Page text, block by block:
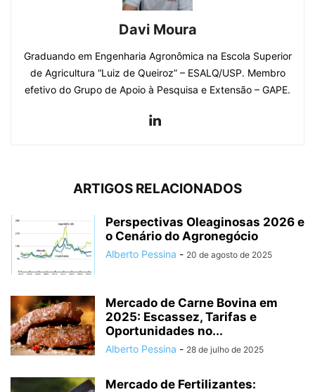
Davi Moura
Graduando em Engenharia Agronômica na Escola Superior
de Agricultura “Luiz de Queiroz” – ESALQ/USP. Membro
efetivo do Grupo de Apoio à Pesquisa e Extensão – GAPE.
ARTIGOS RELACIONADOS
Perspectivas Oleaginosas 2026 e
o Cenário do Agronegócio
Alberto Pessina - 20 de agosto de 2025
Mercado de Carne Bovina em
2025: Escassez, Tarifas e
Oportunidades no...
Alberto Pessina - 28 de julho de 2025
Mercado de Fertilizantes: